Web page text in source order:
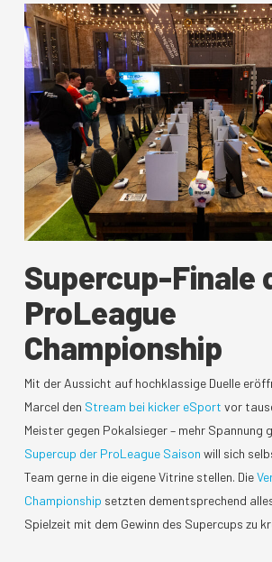
Supercup-Finale
ProLeague
Championship
Mit der Aussicht auf hochklassige Duelle
Marcel den Stream bei kicker eSport vor
Meister gegen Pokalsieger – mehr Spannung
Supercup der ProLeague Saison will sich
Team gerne in die eigene Vitrine stellen. Die
Championship setzten dementsprechend
Spielzeit mit dem Gewinn des Supercups zu